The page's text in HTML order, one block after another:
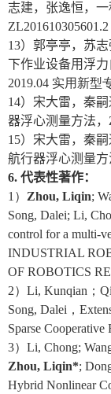
志建，张逸恒，一
ZL201610305601.2
13）郭亭亭，苏志
下作业设备用浮力
2019.04 实用新型
14）宋大雷，秦嗣
器浮心测量方法，
15）宋大雷，秦嗣
航行器浮心测量方
6. 代表性著作：
1 ） Zhou, Liqin;
Song, Dalei; Li,
control for a multi-
INDUSTRIAL
OF ROBOTICS
2） Li, Kunqian ；
Song, Dalei ，
Sparse
3） Li, Chong;
Zhou, Liqin*;
Hybrid Nonlinear